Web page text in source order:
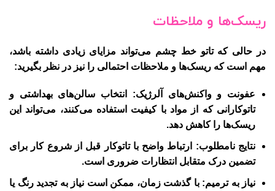
ریسک‌ها و ملاحظات
در حالی که تاتو خط چشم می‌تواند مزایای زیادی داشته باشد،
مهم است که ریسک‌ها و ملاحظات احتمالی را نیز در نظر بگیرید:
عفونت و واکنش‌های آلرژیک: انتخاب سالن‌های بهداشتی و
تاتوکارانی که از مواد با کیفیت استفاده می‌کنند، می‌تواند این
ریسک‌ها را کاهش دهد.
نتایج نامطلوب: ارتباط واضح با تاتوکار قبل از شروع کار برای
تضمین درک متقابل انتظارات ضروری است.
نیاز به ترمیم: با گذشت زمان، ممکن است نیاز به تجدید رنگ یا